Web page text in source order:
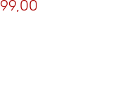
99,00